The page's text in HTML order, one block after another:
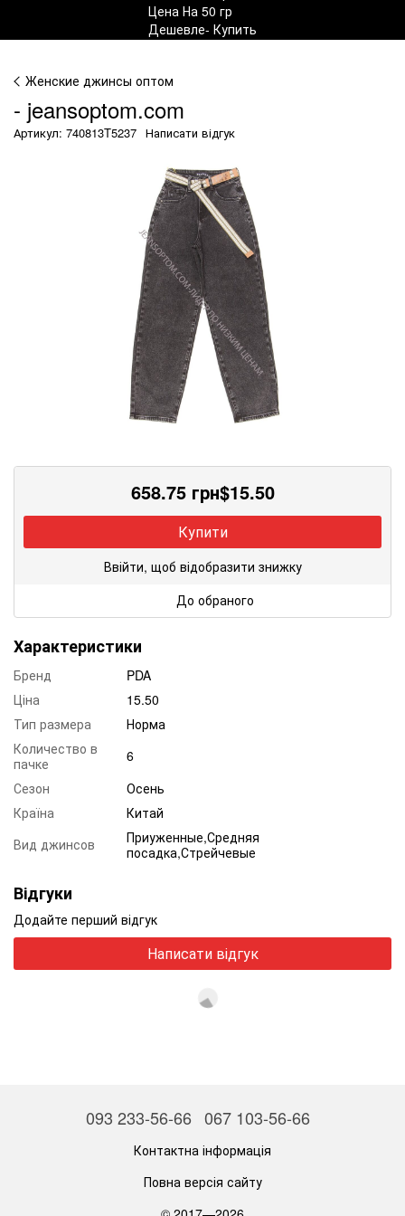
Женские джинсы оптом
- jeansoptom.com
Артикул: 740813T5237 Написати відгук
658.75грн$15.50
Купити
Ввійти, щоб відобразити знижку
До обраного
Характеристики
Бренд
PDA
Ціна
15.50
Тип размера
Норма
Количество в
пачке
6
Сезон
Осень
Країна
Китай
Вид джинсов
Приуженные,Средняя
посадка,Стрейчевые
Відгуки
Додайте перший відгук
Написати відгук
093 233-56-66 067 103-56-66
Контактна інформація
Повна версія сайту